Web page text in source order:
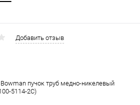
Добавить отзыв
пучок труб медно-никелевый
5114-2C)